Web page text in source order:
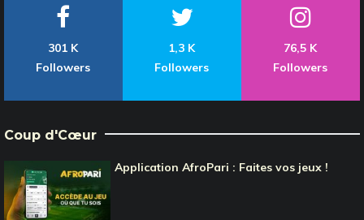
301 K
Followers
1,3 K
Followers
76,5 K
Followers
Coup d'Cœur
Application AfroPari : Faites vos jeux !